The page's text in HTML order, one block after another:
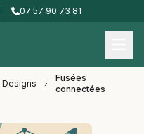
07 57 90 73 81
Designs
Fusées
connectées